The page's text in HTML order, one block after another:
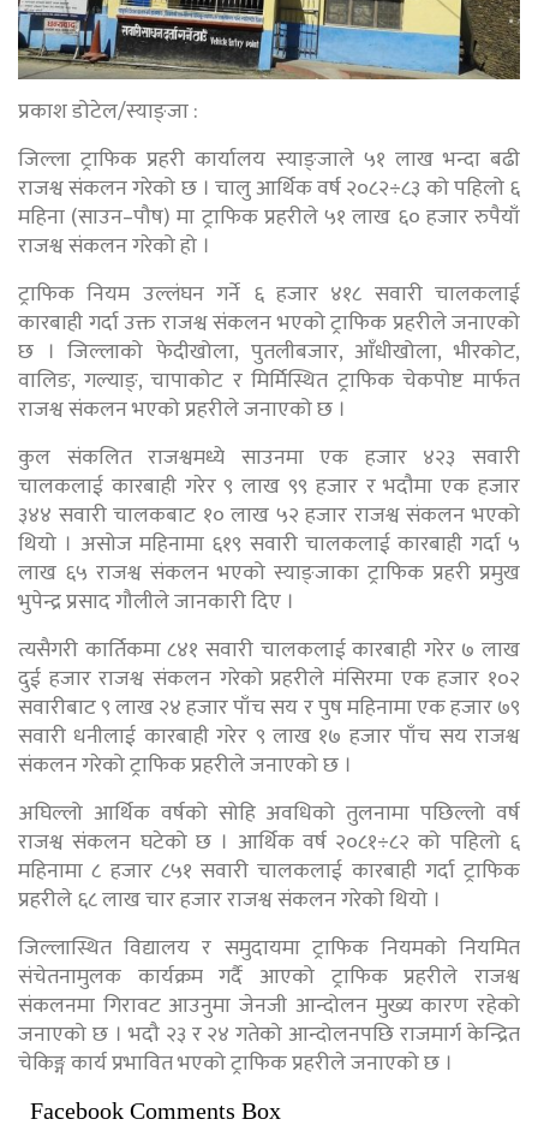
प्रकाश डोटेल/स्याङ्जा :
जिल्ला ट्राफिक प्रहरी कार्यालय स्याङ्जाले ५१ लाख भन्दा बढी
राजश्व संकलन गरेको छ । चालु आर्थिक वर्ष २०८२÷८३ को पहिलो ६
महिना (साउन–पौष) मा ट्राफिक प्रहरीले ५१ लाख ६० हजार रुपैयाँ
राजश्व संकलन गरेको हो ।
ट्राफिक नियम उल्लंघन गर्ने ६ हजार ४१८ सवारी चालकलाई
कारबाही गर्दा उक्त राजश्व संकलन भएको ट्राफिक प्रहरीले जनाएको
छ । जिल्लाको फेदीखोला, पुतलीबजार, आँधीखोला, भीरकोट,
वालिङ, गल्याङ्, चापाकोट र मिर्मिस्थित ट्राफिक चेकपोष्ट मार्फत
राजश्व संकलन भएको प्रहरीले जनाएको छ ।
कुल संकलित राजश्वमध्ये साउनमा एक हजार ४२३ सवारी
चालकलाई कारबाही गरेर ९ लाख ९९ हजार र भदौमा एक हजार
३४४ सवारी चालकबाट १० लाख ५२ हजार राजश्व संकलन भएको
थियो । असोज महिनामा ६१९ सवारी चालकलाई कारबाही गर्दा ५
लाख ६५ राजश्व संकलन भएको स्याङ्जाका ट्राफिक प्रहरी प्रमुख
भुपेन्द्र प्रसाद गौलीले जानकारी दिए ।
त्यसैगरी कार्तिकमा ८४१ सवारी चालकलाई कारबाही गरेर ७ लाख
दुई हजार राजश्व संकलन गरेको प्रहरीले मंसिरमा एक हजार १०२
सवारीबाट ९ लाख २४ हजार पाँच सय र पुष महिनामा एक हजार ७९
सवारी धनीलाई कारबाही गरेर ९ लाख १७ हजार पाँच सय राजश्व
संकलन गरेको ट्राफिक प्रहरीले जनाएको छ ।
अघिल्लो आर्थिक वर्षको सोहि अवधिको तुलनामा पछिल्लो वर्ष
राजश्व संकलन घटेको छ । आर्थिक वर्ष २०८१÷८२ को पहिलो ६
महिनामा ८ हजार ८५१ सवारी चालकलाई कारबाही गर्दा ट्राफिक
प्रहरीले ६८ लाख चार हजार राजश्व संकलन गरेको थियो ।
जिल्लास्थित विद्यालय र समुदायमा ट्राफिक नियमको नियमित
संचेतनामुलक कार्यक्रम गर्दै आएको ट्राफिक प्रहरीले राजश्व
संकलनमा गिरावट आउनुमा जेनजी आन्दोलन मुख्य कारण रहेको
जनाएको छ । भदौ २३ र २४ गतेको आन्दोलनपछि राजमार्ग केन्द्रित
चेकिङ्ग कार्य प्रभावित भएको ट्राफिक प्रहरीले जनाएको छ ।
Facebook Comments Box